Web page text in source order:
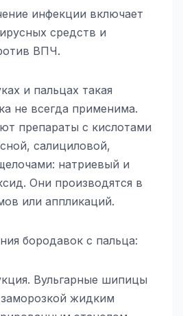
инфекции включает
средств и
ВПЧ.
и пальцах такая
не всегда применима.
препараты с кислотами
салициловой,
натриевый и
Они производятся в
или аппликаций.
бородавок с пальца:
Вульгарные шипицы
жидким